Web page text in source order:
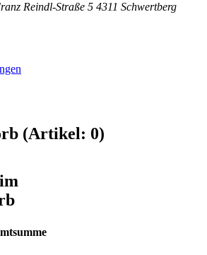
Reindl-Straße 5 4311 Schwertberg
(Artikel: 0)